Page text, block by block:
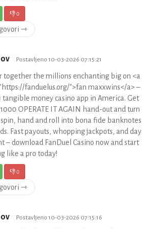
👎0
⇾
Postavljeno 10-03-2026 07:15:21
together the millions enchanting big on <a
fanduelus.org/">fan maxxwins</a> –
tangible money casino app in America. Get
OPERATE IT AGAIN hand-out and turn
hand and roll into bona fide banknotes
Fast payouts, whopping jackpots, and day
– download FanDuel Casino now and start
like a pro today!
👎0
⇾
Postavljeno 10-03-2026 07:15:16